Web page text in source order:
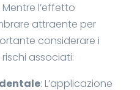
l’effetto
attraente per
considerare i
associati:
: L’applicazione